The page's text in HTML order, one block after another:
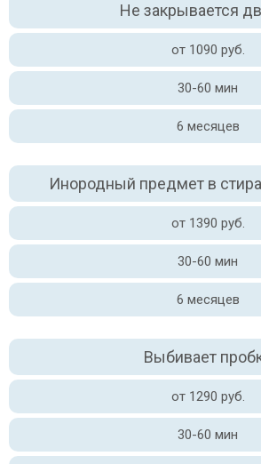
Не закрывается
от 1090 руб.
30-60 мин
6 месяцев
Инородный предмет в
от 1390 руб.
30-60 мин
6 месяцев
Выбивает
от 1290 руб.
30-60 мин